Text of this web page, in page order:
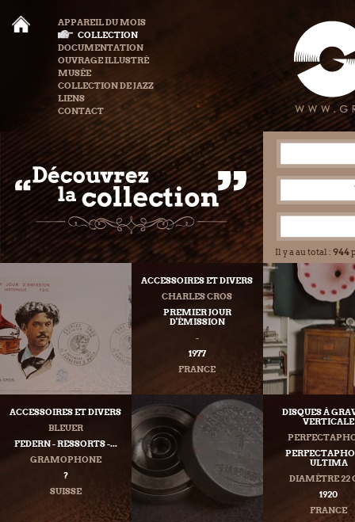
APPAREIL DU MOIS
COLLECTION
DOCUMENTATION
OUVRAGE ILLUSTRÉ
MUSÉE
COLLECTION DE JAZZ
LIENS
CONTACT
Il y a au total : 944
ACCESSOIRES ET DIVERS
CHARLES CROS
PREMIER JOUR
D'ÉMISSION
-
1977
FRANCE
ACCESSOIRES ET DIVERS
BLEUER
FEDERN - RESSORTS -...
GRAMOPHONE
?
SUISSE
DISQUES À
VERTICALE
ULTIMA
DIAMÈTRE 22
1920
FRANCE